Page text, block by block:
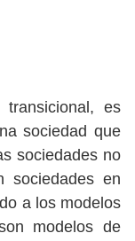
es
sociedad que
sociedades no
sociedades en
a los modelos
modelos de